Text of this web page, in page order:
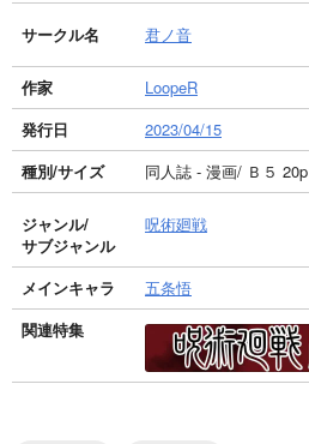
サークル名 君ノ音
作家
LoopeR
発行日
2023/04/15
種別/サイズ
同人誌 - 漫画/ Ｂ５ 20p
ジャンル/
サブジャンル
呪術廻戦
メインキャラ
五条悟
関連特集